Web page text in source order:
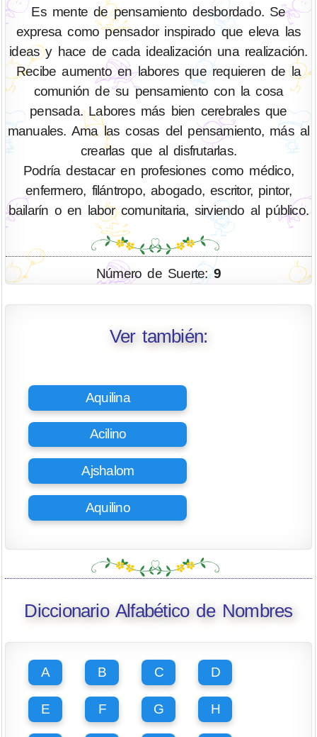
Es mente de pensamiento desbordado. Se
expresa como pensador inspirado que eleva las
ideas y hace de cada idealización una realización.
Recibe aumento en labores que requieren de la
comunión de su pensamiento con la cosa
pensada. Labores más bien cerebrales que
manuales. Ama las cosas del pensamiento, más al
crearlas que al disfrutarlas.
Podría destacar en profesiones como médico,
enfermero, filántropo, abogado, escritor, pintor,
bailarín o en labor comunitaria, sirviendo al público.
Número de Suerte:9
Ver también:
Aquilina
Acilino
Ajshalom
Aquilino
Diccionario Alfabético de Nombres
A B C D
E F G H